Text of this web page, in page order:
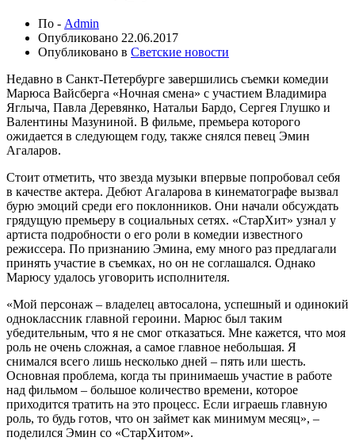
По - Admin
Опубликовано 22.06.2017
Опубликовано в Светские новости
Недавно в Санкт-Петербурге завершились съемки комедии
Марюса Вайсберга «Ночная смена» с участием Владимира
Яглыча, Павла Деревянко, Натальи Бардо, Сергея Глушко и
Валентины Мазуниной. В фильме, премьера которого
ожидается в следующем году, также снялся певец Эмин
Агаларов.
Стоит отметить, что звезда музыки впервые попробовал себя
в качестве актера. Дебют Агаларова в кинематографе вызвал
бурю эмоций среди его поклонников. Они начали обсуждать
грядущую премьеру в социальных сетях. «СтарХит» узнал у
артиста подробности о его роли в комедии известного
режиссера. По признанию Эмина, ему много раз предлагали
принять участие в съемках, но он не соглашался. Однако
Марюсу удалось уговорить исполнителя.
«Мой персонаж – владелец автосалона, успешный и одинокий
одноклассник главной героини. Марюс был таким
убедительным, что я не смог отказаться. Мне кажется, что моя
роль не очень сложная, а самое главное небольшая. Я
снимался всего лишь несколько дней – пять или шесть.
Основная проблема, когда ты принимаешь участие в работе
над фильмом – большое количество времени, которое
приходится тратить на это процесс. Если играешь главную
роль, то будь готов, что он займет как минимум месяц», –
поделился Эмин со «СтарХитом».